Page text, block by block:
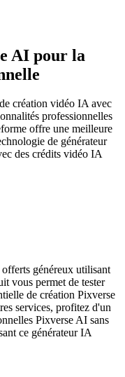
AI pour la
création vidéo IA avec
professionnelles
offre une meilleure
de générateur
des crédits vidéo IA
en qualité avec ce